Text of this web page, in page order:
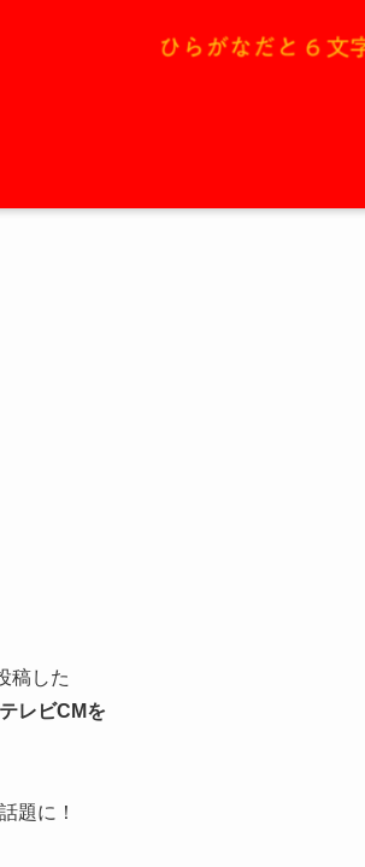
稿した
レビCMを
題に！